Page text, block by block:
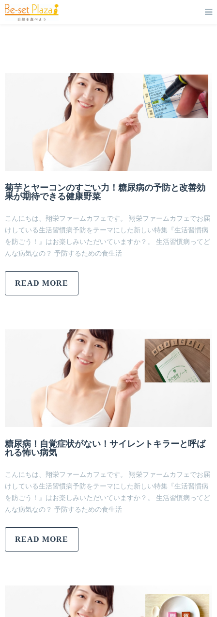
菊芋とヤーコンのすごい力！糖尿病の予防と改善効
果が期待できる健康野菜
こんにちは、翔栄ファームカフェです。 翔栄ファームカフェでお届
けしている生活習慣病予防をテーマにした新しい特集『生活習慣病
を防ごう！』はお楽しみいただいていますか？。 生活習慣病ってど
んな病気なの？ 予防するための食生活
READ MORE
糖尿病！自覚症状がない！サイレントキラーと呼ば
れる怖い病気
こんにちは、翔栄ファームカフェです。 翔栄ファームカフェでお届
けしている生活習慣病予防をテーマにした新しい特集『生活習慣病
を防ごう！』はお楽しみいただいていますか？。 生活習慣病ってど
んな病気なの？ 予防するための食生活
READ MORE